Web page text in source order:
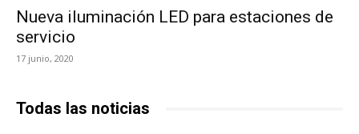
Nueva iluminación LED para estaciones de
servicio
17 junio, 2020
Todas las noticias